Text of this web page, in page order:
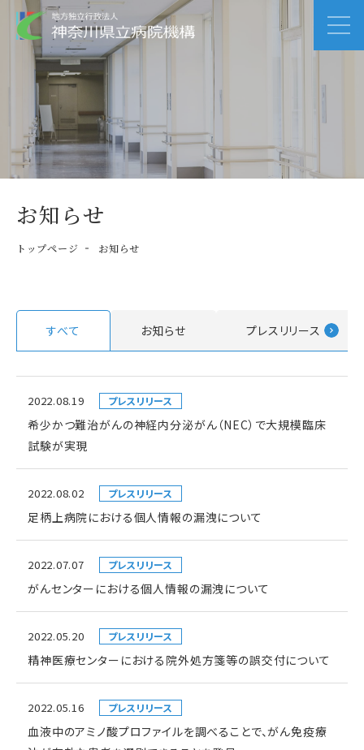
お知らせ
トップページ お知らせ
すべて お知らせ プレスリリース
2022.08.19 プレスリリース
希少かつ難治がんの神経内分泌がん（NEC）で大規模臨床
試験が実現
2022.08.02 プレスリリース
足柄上病院における個人情報の漏洩について
2022.07.07 プレスリリース
がんセンターにおける個人情報の漏洩について
2022.05.20 プレスリリース
精神医療センターにおける院外処方箋等の誤交付について
2022.05.16 プレスリリース
血液中のアミノ酸プロファイルを調べることで、がん免疫療